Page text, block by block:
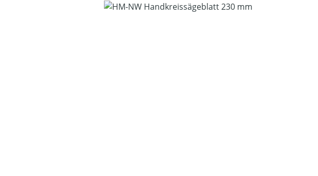
Bildergalerie überspringen